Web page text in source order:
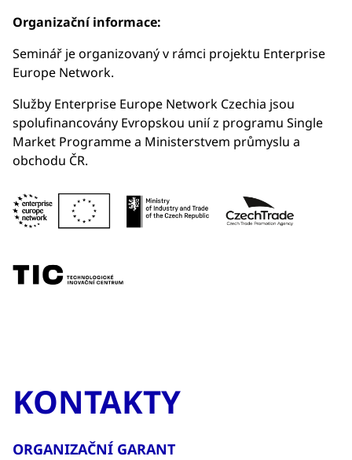
Organizační informace:
Seminář je organizovaný v rámci projektu Enterprise
Europe Network.
Služby Enterprise Europe Network Czechia jsou
spolufinancovány Evropskou unií z programu Single
Market Programme a Ministerstvem průmyslu a
obchodu ČR.
KONTAKTY
ORGANIZAČNÍ GARANT